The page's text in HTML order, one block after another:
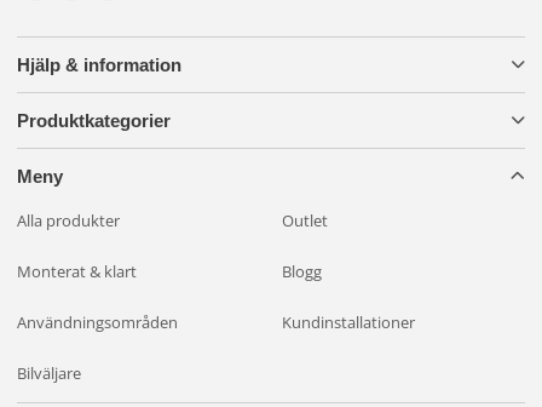
Hjälp & information
Produktkategorier
Meny
Alla produkter Outlet
Monterat & klart Blogg
Användningsområden Kundinstallationer
Bilväljare